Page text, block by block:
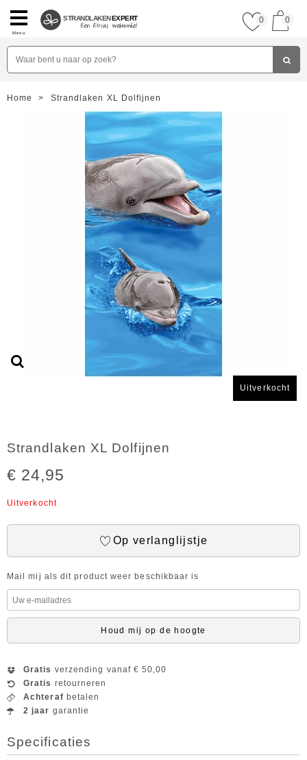
Menu
STRANDLAKENEXPERT 0 0
Home > Strandlaken XL Dolfijnen
Uitverkocht
Strandlaken XL Dolfijnen
€ 24,95
Uitverkocht
Op verlanglijstje
Mail mij als dit product weer beschikbaar is
Houd mij op de hoogte
Gratis verzending vanaf € 50,00
Gratis retourneren
Achteraf betalen
2 jaar garantie
Specificaties